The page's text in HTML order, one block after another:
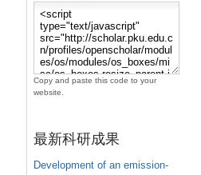
Copy and paste this code to your
website.
最新科研成果
Development of an emission-